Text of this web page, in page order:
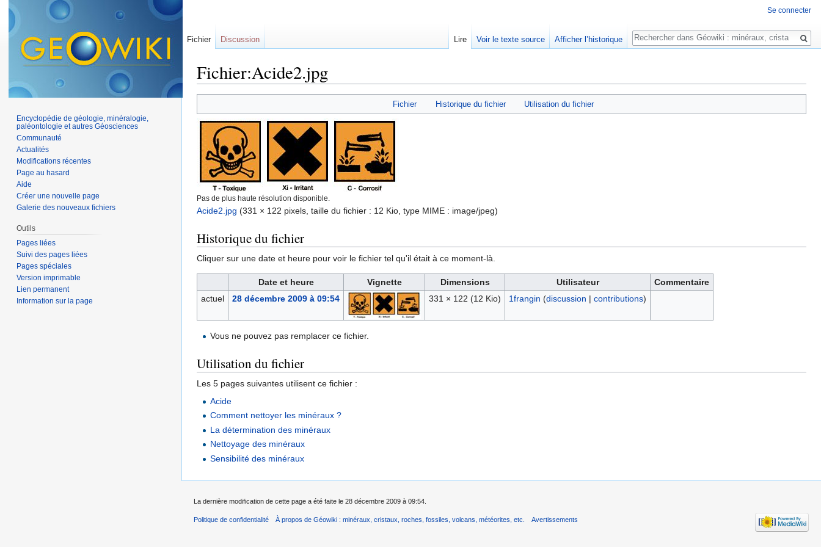
Fichier:Acide2.jpg
Fichier Historique du fichier Utilisation du fichier
Pas de plus haute résolution disponible.
Acide2.jpg (331 × 122 pixels, taille du fichier : 12 Kio, type MIME : image/jpeg)
Historique du fichier
Cliquer sur une date et heure pour voir le fichier tel qu'il était à ce moment-là.
Date et heure Vignette Dimensions Utilisateur
Commentaire
actuel
28 décembre 2009 à 09:54 331 × 122 (12 Kio) 1frangin (discussion | contributions)
Vous ne pouvez pas remplacer ce fichier.
Utilisation du fichier
Les 5 pages suivantes utilisent ce fichier :
Acide
Comment nettoyer les minéraux ?
La détermination des minéraux
Nettoyage des minéraux
Sensibilité des minéraux
Se connecter
Fichier Discussion Lire Voir le texte source Afficher l’historique
Rechercher
Encyclopédie de géologie, minéralogie,
paléontologie et autres Géosciences
Communauté
Actualités
Modifications récentes
Page au hasard
Aide
Créer une nouvelle page
Galerie des nouveaux fichiers
Outils
Pages liées
Suivi des pages liées
Pages spéciales
Version imprimable
Lien permanent
Information sur la page
La dernière modification de cette page a été faite le 28 décembre 2009 à 09:54.
Politique de confidentialité À propos de Géowiki : minéraux, cristaux, roches, fossiles, volcans, météorites, etc. Avertissements